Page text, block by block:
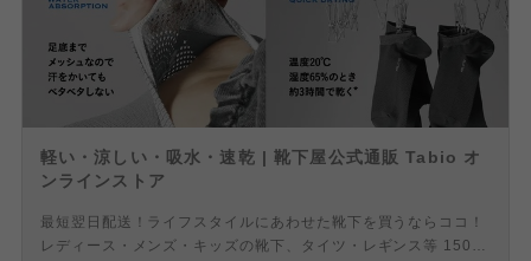
軽い・涼しい・吸水・速乾 | 靴下屋公式通販 Tabio オ
ンラインストア
最短翌日配送！ライフスタイルにあわせた靴下を買うならココ！
レディース・メンズ・キッズの靴下、タイツ・レギンス等 1500